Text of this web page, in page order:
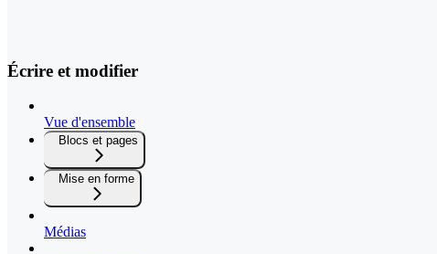
Écrire et modifier
Vue d'ensemble
Blocs et pages
Mise en forme
Médias